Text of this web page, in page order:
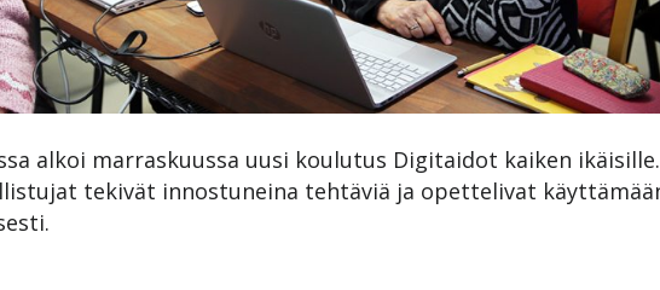
alkoi marraskuussa uusi koulutus Digitaidot kaiken ikäisille.
tekivät innostuneina tehtäviä ja opettelivat